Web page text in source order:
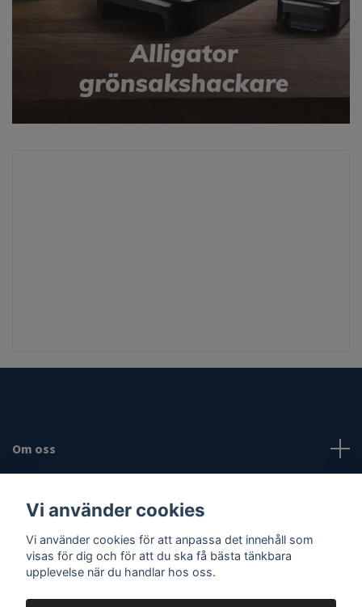
Om oss
Sociala medier
Vi använder cookies
Vi använder cookies för att anpassa det innehåll som
visas för dig och för att du ska få bästa tänkbara
upplevelse när du handlar hos oss.